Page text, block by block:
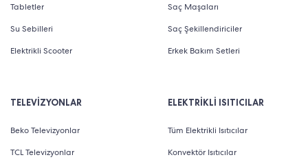
Tabletler
Su Sebilleri
Elektrikli Scooter
Saç Maşaları
Saç Şekillendiriciler
Erkek Bakım Setleri
TELEVİZYONLAR
Beko Televizyonlar
TCL Televizyonlar
ELEKTRİKLİ ISITICILAR
Tüm Elektrikli Isıtıcılar
Konvektör Isıtıcılar